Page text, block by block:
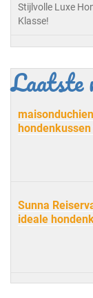
Stijlvolle Luxe
Klasse!
Laatste
maisonduchien
Sunna
ideale